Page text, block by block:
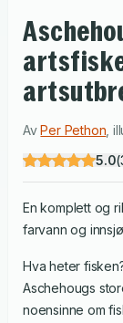
AvPer Pethon ,
5.0(
En komplett og
farvann og
Hva heter
Aschehougs
noensinne om